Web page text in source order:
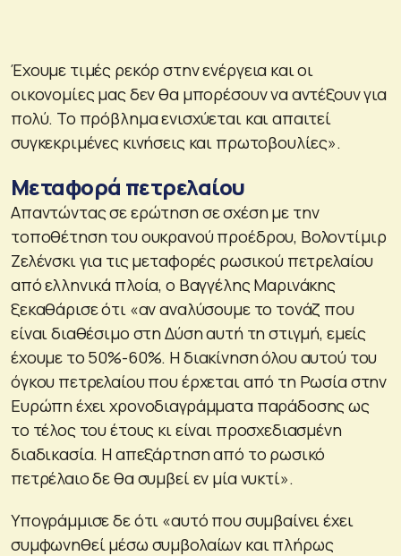
Έχουμε τιμές ρεκόρ στην ενέργεια και οι
οικονομίες μας δεν θα μπορέσουν να αντέξουν για
πολύ. Το πρόβλημα ενισχύεται και απαιτεί
συγκεκριμένες κινήσεις και πρωτοβουλίες».
Μεταφορά πετρελαίου
Απαντώντας σε ερώτηση σε σχέση με την
τοποθέτηση του ουκρανού προέδρου, Βολοντίμιρ
Ζελένσκι για τις μεταφορές ρωσικού πετρελαίου
από ελληνικά πλοία, ο Βαγγέλης Μαρινάκης
ξεκαθάρισε ότι «αν αναλύσουμε το τονάζ που
είναι διαθέσιμο στη Δύση αυτή τη στιγμή, εμείς
έχουμε το 50%-60%. Η διακίνηση όλου αυτού του
όγκου πετρελαίου που έρχεται από τη Ρωσία στην
Ευρώπη έχει χρονοδιαγράμματα παράδοσης ως
το τέλος του έτους κι είναι προσχεδιασμένη
διαδικασία. Η απεξάρτηση από το ρωσικό
πετρέλαιο δε θα συμβεί εν μία νυκτί».
Υπογράμμισε δε ότι «αυτό που συμβαίνει έχει
συμφωνηθεί μέσω συμβολαίων και πλήρως